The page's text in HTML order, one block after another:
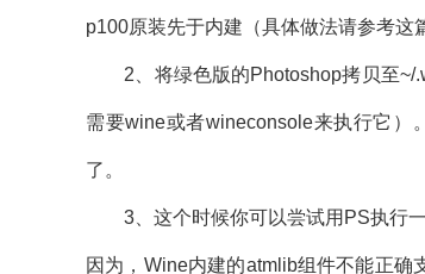
p100原装先于内建（具体做法请参考这
2、将绿色版的Photoshop拷贝至~/
需要wine或者wineconsole来执行它）
了。
3、这个时候你可以尝试用PS执行一
因为，Wine内建的atmlib组件不能正